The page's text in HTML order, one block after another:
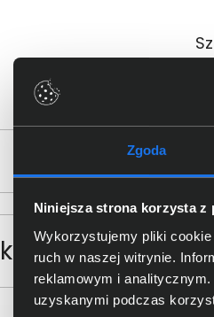
Zgoda
Niniejsza strona korzysta z
Wykorzystujemy pliki
ruch w naszej witrynie.
reklamowym i
uzyskanymi podczas
ten